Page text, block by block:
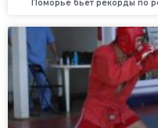
Поморье бьет рекорды по